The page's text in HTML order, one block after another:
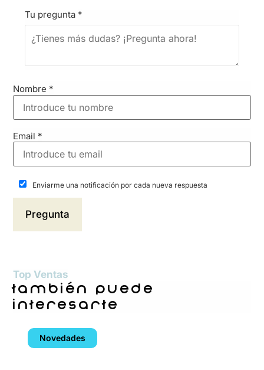
Tu pregunta *
Nombre *
Email *
Enviarme una notificación por cada nueva respuesta
Top Ventas
también puede
interesarte
Novedades